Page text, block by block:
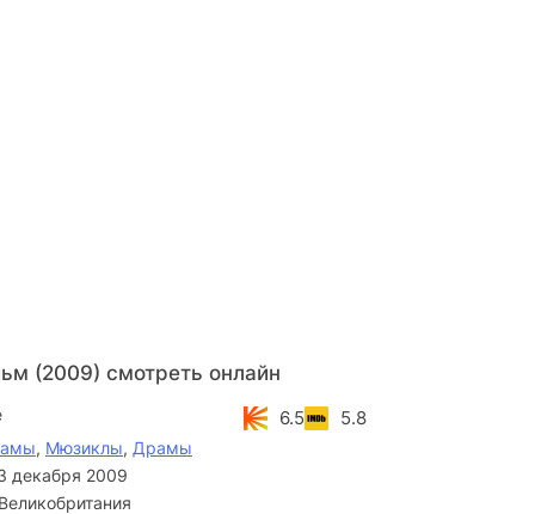
(2009) смотреть онлайн
6.5 5.8
, Мюзиклы, Драмы
декабря 2009